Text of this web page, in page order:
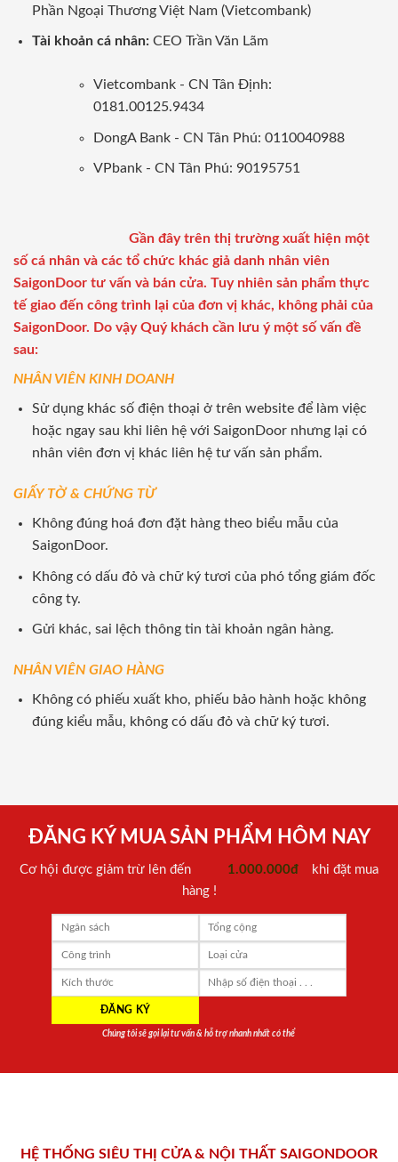
Phần Ngoại Thương Việt Nam (Vietcombank)
Tài khoản cá nhân: CEO Trần Văn Lãm
Vietcombank - CN Tân Định:
0181.00125.9434
DongA Bank - CN Tân Phú: 0110040988
VPbank - CN Tân Phú: 90195751
Gần đây trên thị trường xuất hiện một
số cá nhân và các tổ chức khác giả danh nhân viên
SaigonDoor tư vấn và bán cửa. Tuy nhiên sản phẩm thực
tế giao đến công trình lại của đơn vị khác, không phải của
SaigonDoor. Do vậy Quý khách cần lưu ý một số vấn đề
sau:
NHÂN VIÊN KINH DOANH
Sử dụng khác số điện thoại ở trên website để làm việc
hoặc ngay sau khi liên hệ với SaigonDoor nhưng lại có
nhân viên đơn vị khác liên hệ tư vấn sản phẩm.
GIẤY TỜ & CHỨNG TỪ
Không đúng hoá đơn đặt hàng theo biểu mẫu của
SaigonDoor.
Không có dấu đỏ và chữ ký tươi của phó tổng giám đốc
công ty.
Gửi khác, sai lệch thông tin tài khoản ngân hàng.
NHÂN VIÊN GIAO HÀNG
Không có phiếu xuất kho, phiếu bảo hành hoặc không
đúng kiểu mẫu, không có dấu đỏ và chữ ký tươi.
ĐĂNG KÝ MUA SẢN PHẨM HÔM NAY
Cơ hội được giảm trừ lên đến 1.000.000đ
khi đặt mua
hàng !
Chúng tôi sẽ gọi lại tư vấn & hỗ trợ nhanh nhất có thể
HỆ THỐNG SIÊU THỊ CỬA & NỘI THẤT SAIGONDOOR